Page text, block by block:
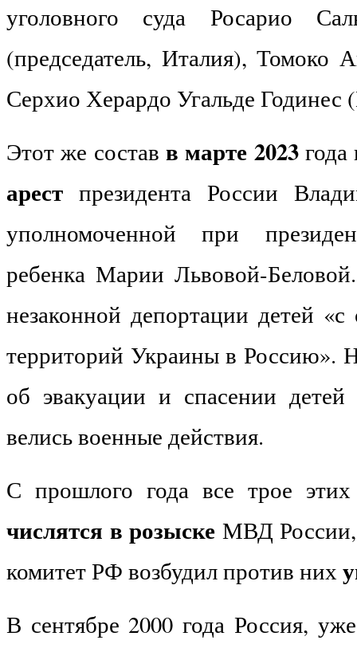
уголовного суда Росарио
(председатель, Италия), Томоко
Серхио Херардо Угальде Годинес
Этот же состав в марте 2023
арест президента России
уполномоченной при
ребенка Марии Львовой-
незаконной депортации детей
территорий Украины в Россию».
об эвакуации и спасении
велись военные действия.
С прошлого года все трое
числятся в розыске МВД России,
комитет РФ возбудил против них
В сентябре 2000 года Россия,